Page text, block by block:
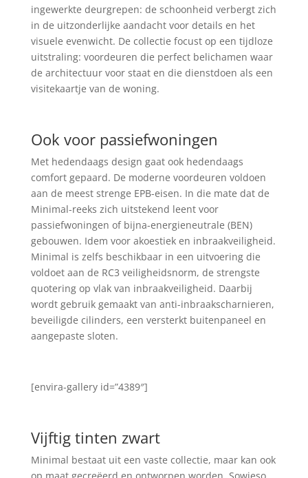
ingewerkte deurgrepen: de schoonheid verbergt zich
in de uitzonderlijke aandacht voor details en het
visuele evenwicht. De collectie focust op een tijdloze
uitstraling: voordeuren die perfect belichamen waar
de architectuur voor staat en die dienstdoen als een
visitekaartje van de woning.
Ook voor passiefwoningen
Met hedendaags design gaat ook hedendaags
comfort gepaard. De moderne voordeuren voldoen
aan de meest strenge EPB-eisen. In die mate dat de
Minimal-reeks zich uitstekend leent voor
passiefwoningen of bijna-energieneutrale (BEN)
gebouwen. Idem voor akoestiek en inbraakveiligheid.
Minimal is zelfs beschikbaar in een uitvoering die
voldoet aan de RC3 veiligheidsnorm, de strengste
quotering op vlak van inbraakveiligheid. Daarbij
wordt gebruik gemaakt van anti-inbraakscharnieren,
beveiligde cilinders, een versterkt buitenpaneel en
aangepaste sloten.
[envira-gallery id=”4389″]
Vijftig tinten zwart
Minimal bestaat uit een vaste collectie, maar kan ook